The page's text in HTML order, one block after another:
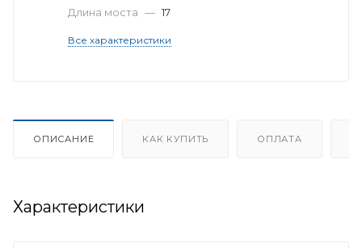
Длина моста — 17
Все характеристики
ОПИСАНИЕ КАК КУПИТЬ ОПЛАТА
Характеристики